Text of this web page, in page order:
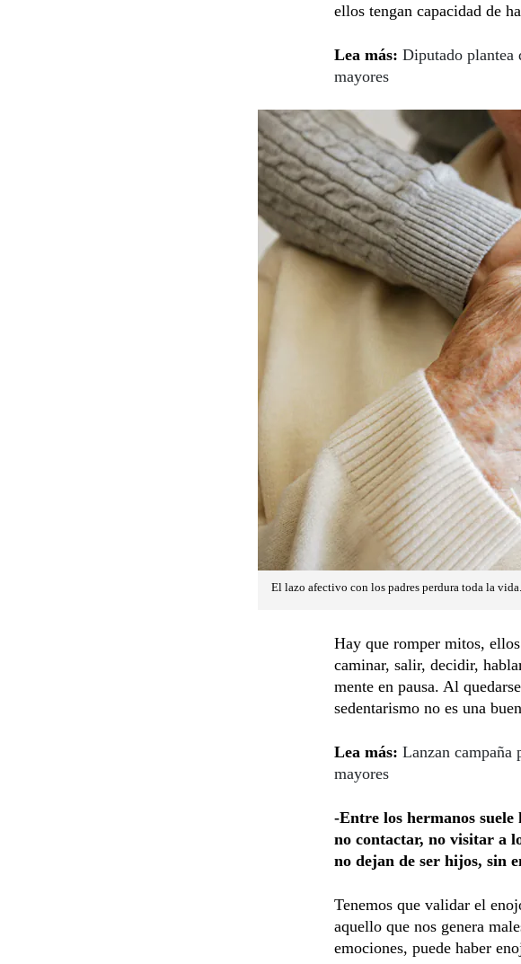
ellos tengan capacidad de
Lea más: Diputado plantea
mayores
El lazo afectivo con los padres perdura toda la
Hay que romper mitos,
caminar, salir, decidir,
mente en pausa. Al
sedentarismo no es una
Lea más: Lanzan campaña
mayores
-Entre los hermanos
no contactar, no visitar a
no dejan de ser hijos, sin
Tenemos que validar el
aquello que nos genera
emociones, puede haber